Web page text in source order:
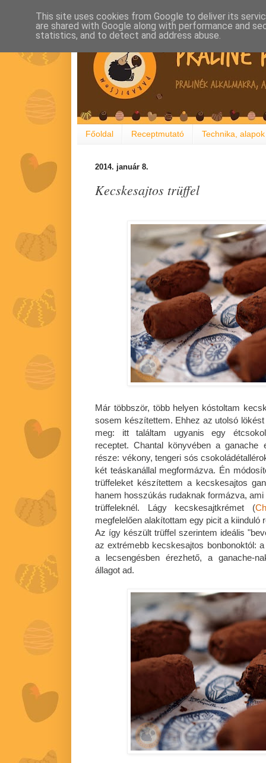
Főoldal Receptmutató Technika, alapok
2014. január 8.
Kecskesajtos trüffel
Már többször, több helyen kóstoltam
sosem készítettem. Ehhez az utolsó
meg: itt találtam ugyanis egy
receptet. Chantal könyvében a
része: vékony, tengeri sós
két teáskanállal megformázva. Én
trüffeleket készítettem a kecskesajtos
hanem hosszúkás rudaknak formázva,
trüffeleknél. Lágy kecskesajtkrémet (
megfelelően alakítottam egy picit a kiinduló
Az így készült trüffel szerintem ideális
az extrémebb kecskesajtos bonbonoktól:
a lecsengésben érezhető, a ganache-
állagot ad.
This site uses cookies from Google to deliver its
are shared with Google along with performance and
statistics, and to detect and address abuse.